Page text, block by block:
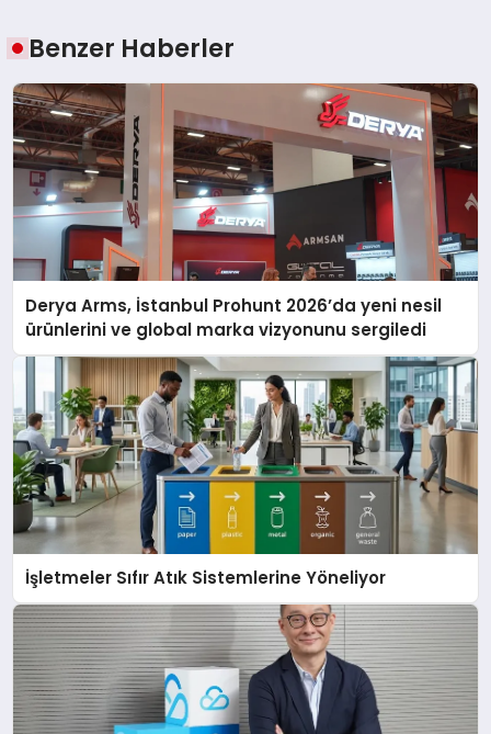
Benzer Haberler
Derya Arms, İstanbul Prohunt 2026’da yeni nesil
ürünlerini ve global marka vizyonunu sergiledi
İşletmeler Sıfır Atık Sistemlerine Yöneliyor